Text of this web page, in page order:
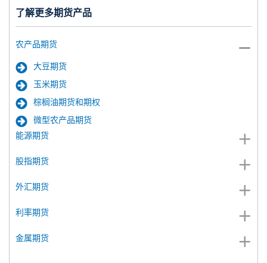
了解更多期货产品
农产品期货
大豆期货
玉米期货
棕榈油期货和期权
微型农产品期货
能源期货
股指期货
外汇期货
利率期货
金属期货